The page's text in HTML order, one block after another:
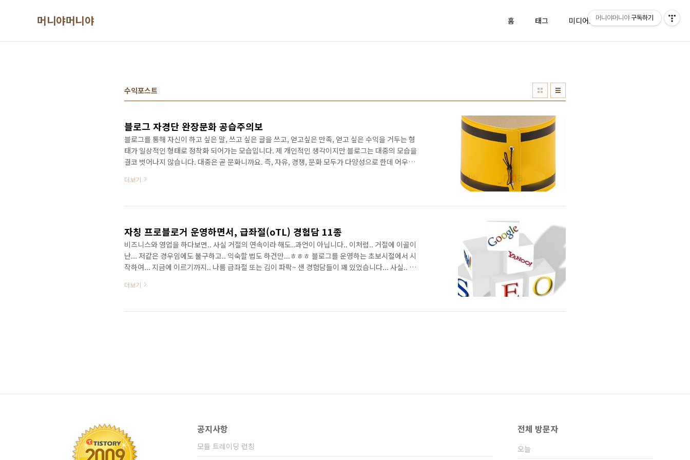
머니야머니야 홈 태그 미디어로그 방명록
수익포스트
블로그 자경단 완장문화 공습주의보
블로그를 통해 자신이 하고 싶은 말, 쓰고 싶은 글을 쓰고, 얻고싶은 만족, 얻고 싶은 수익을 거두는 형
태가 일상적인 형태로 정착화 되어가는 모습입니다. 제 개인적인 생각이지만 블로그는 대중의 모습을
결코 벗어나지 않습니다. 대중은 곧 문화니까요. 즉, 자유, 경쟁, 문화 모두가 다양성으로 한데 어우려
각합니다. 그런데 잼난것이 하나 있습니다...ㅋㅋ 이와같은 다양성의 잣대에 자경단 완장문화가 끼어
었었던 그 되도않던 지도층 ㄱ ㅐ떼 竹창 문화를 함축합니다. 쉽게말해...자경단 완장문화는 "이러이
더보기
자칭 프로블로거 운영하면서, 급좌절(oTL) 경험담 11종
비즈니스와 영업을 하다보면.. 사실 거절의 연속이라 해도..과언이 아닙니다.. 이처럼.. 거절에 이골이
난... 저같은 경우임에도 불구하고.. 익숙할 법도 하건만...ㅎㅎㅎ 블로그를 운영하는 초보시절에서 시
작하여... 지금에 이르기까지.. 나름 급좌절 또는 김이 파팍~ 샌 경험담들이 꽤 있었습니다... 사실.. 이
내기에는....... 얼굴이 쩍팔릴정도로...아무것도 아닌것인거,,, 뻔히 잘 알면서도.. 나름...온라인에서..
다..ㅎㅎ 대략....앙금(?)으로 남아 악플을 장전대기중인..ㅋㅋ 그런 케이스들을 되내..
더보기
공지사항
모듈 트레이딩 런칭
전체 방문자
오늘
머니야머니야 구독하기